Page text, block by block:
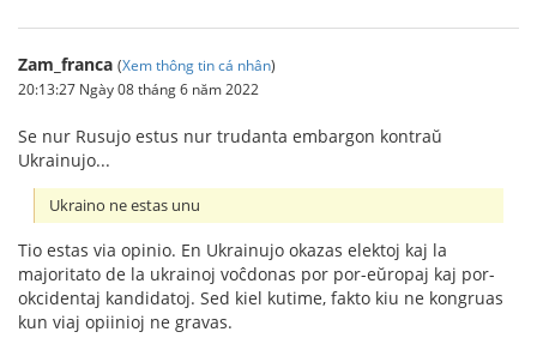
Zam_franca (Xem thông tin cá nhân)
20:13:27 Ngày 08 tháng 6 năm 2022
Se nur Rusujo estus nur trudanta embargon kontraŭ
Ukrainujo...
Ukraino ne estas unu
Tio estas via opinio. En Ukrainujo okazas elektoj kaj la
majoritato de la ukrainoj voĉdonas por por-eŭropaj kaj por-
okcidentaj kandidatoj. Sed kiel kutime, fakto kiu ne kongruas
kun viaj opiinioj ne gravas.